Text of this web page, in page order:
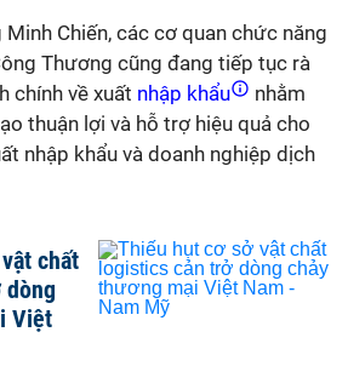
Chiến, các cơ quan chức năng
Thương cũng đang tiếp tục rà
chính về xuất nhập khẩu
nhằm
thuận lợi và hỗ trợ hiệu quả cho
nhập khẩu và doanh nghiệp dịch
chất
Việt